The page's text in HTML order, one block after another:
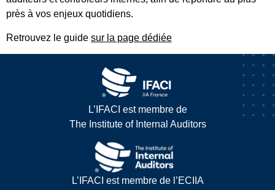
près à vos enjeux quotidiens.
Retrouvez le guide sur la page dédiée
L’IFACI est membre de
The Institute of Internal Auditors
L’IFACI est membre de l’ECIIA